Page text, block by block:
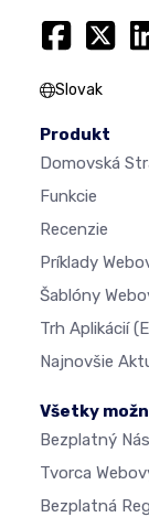
Slovak
Produkt
Domovská
Funkcie
Recenzie
Príklady
Šablóny
Trh Aplikácií
Najnovšie
Všetky
Bezplatný
Tvorca
Bezplatná